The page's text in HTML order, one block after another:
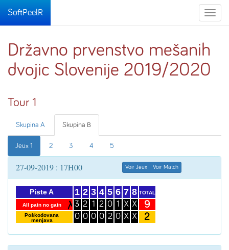
Toggle
SoftPeelR
Državno prvenstvo mešanih
dvojic Slovenije 2019/2020
Tour 1
Skupina A Skupina B
Jeux 1 2 3 4 5
27-09-2019 : 17H00 Voir Jeux Voir Match
Piste A
All pain no gain
Poškodovana
menjava
1
3
0
2
2
0
3
1
0
4
2
0
5
0
2
6
1
0
7
X
X
8
X
X
TOTAL
9
2